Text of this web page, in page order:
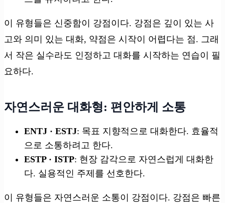
이 유형들은 신중함이 강점이다. 강점은 깊이 있는 사
고와 의미 있는 대화, 약점은 시작이 어렵다는 점. 그래
서 작은 실수라도 인정하고 대화를 시작하는 연습이 필
요하다.
자연스러운 대화형: 편안하게 소통
ENTJ · ESTJ: 목표 지향적으로 대화한다. 효율적
으로 소통하려고 한다.
ESTP · ISTP: 현장 감각으로 자연스럽게 대화한
다. 실용적인 주제를 선호한다.
이 유형들은 자연스러운 소통이 강점이다. 강점은 빠른